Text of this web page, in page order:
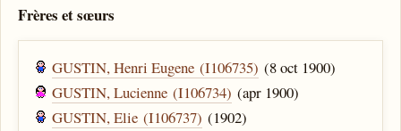
Frères et sœurs
GUSTIN, Henri Eugene (I106735) (8 oct 1900)
GUSTIN, Lucienne (I106734) (apr 1900)
GUSTIN, Elie (I106737) (1902)